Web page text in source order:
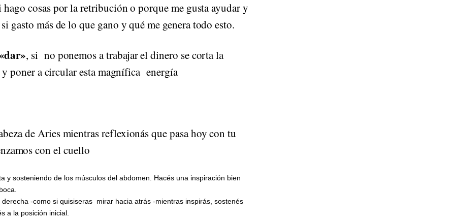
hago cosas por la retribución o porque me gusta ayudar y
gasto más de lo que gano y qué me genera todo esto.
, si no ponemos a trabajar el dinero se corta la
poner a circular esta magnífica energía
de Aries mientras reflexionás que pasa hoy con tu
con el cuello
y sosteniendo de los músculos del abdomen. Hacés una inspiración bien
-como si quisiseras mirar hacia atrás -mientras inspirás, sostenés
a la posición inicial.